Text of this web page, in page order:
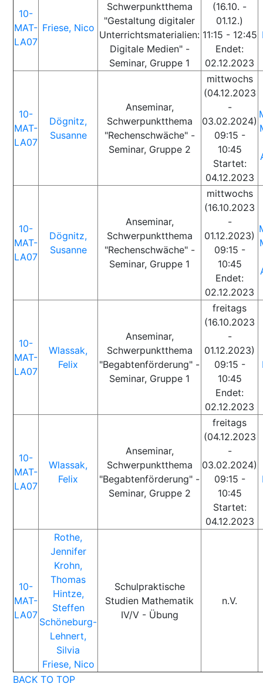
10-
MAT-
LA07
Friese, Nico
Schwerpunktthema
"Gestaltung digitaler
Unterrichtsmaterialien:
Digitale Medien" -
Seminar, Gruppe 1
(16.10. -
01.12.)
11:15 - 12:45
Endet:
02.12.2023
10-
MAT-
LA07
Dögnitz,
Susanne
Anseminar,
Schwerpunktthema
"Rechenschwäche" -
Seminar, Gruppe 2
mittwochs
(04.12.2023
-
03.02.2024)
09:15 -
10:45
Startet:
04.12.2023
10-
MAT-
LA07
Dögnitz,
Susanne
Anseminar,
Schwerpunktthema
"Rechenschwäche" -
Seminar, Gruppe 1
mittwochs
(16.10.2023
-
01.12.2023)
09:15 -
10:45
Endet:
02.12.2023
10-
MAT-
LA07
Wlassak,
Felix
Anseminar,
Schwerpunktthema
"Begabtenförderung" -
Seminar, Gruppe 1
freitags
(16.10.2023
-
01.12.2023)
09:15 -
10:45
Endet:
02.12.2023
10-
MAT-
LA07
Wlassak,
Felix
Anseminar,
Schwerpunktthema
"Begabtenförderung" -
Seminar, Gruppe 2
freitags
(04.12.2023
-
03.02.2024)
09:15 -
10:45
Startet:
04.12.2023
10-
MAT-
LA07
Rothe,
Jennifer
Krohn,
Thomas
Hintze,
Steffen
Schöneburg-
Lehnert,
Silvia
Friese, Nico
Schulpraktische
Studien Mathematik
IV/V - Übung
n.V.
BACK TO TOP